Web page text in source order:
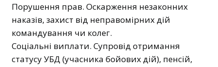
Порушення прав. Оскарження незаконних
наказів, захист від неправомірних дій
командування чи колег.
Соціальні виплати. Супровід отримання
статусу УБД (учасника бойових дій), пенсій,